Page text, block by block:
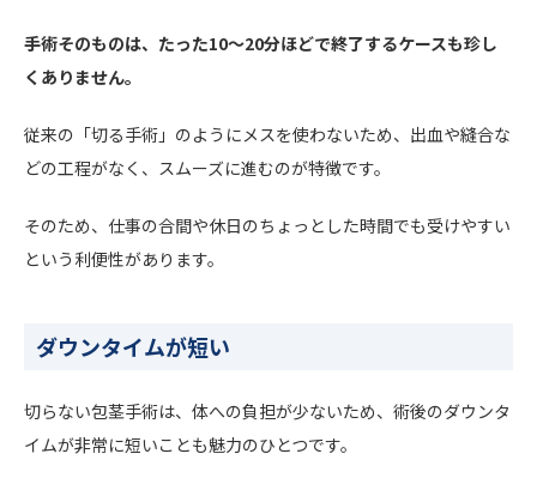
手術そのものは、たった10〜20分ほどで終了するケースも珍し
くありません。
従来の「切る手術」のようにメスを使わないため、出血や縫合な
どの工程がなく、スムーズに進むのが特徴です。
そのため、仕事の合間や休日のちょっとした時間でも受けやすい
という利便性があります。
ダウンタイムが短い
切らない包茎手術は、体への負担が少ないため、術後のダウンタ
イムが非常に短いことも魅力のひとつです。